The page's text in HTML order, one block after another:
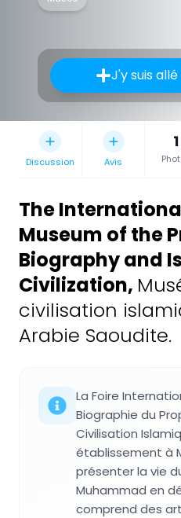
J'y suis allé
Discussion Avis
1
The
Museum of the
Biography and
Civilization,
civilisation
Arabie Saoudite.
La Foire
Biographie du
Civilisation
établissement à
présenter la vie
Muhammad en
comprend des